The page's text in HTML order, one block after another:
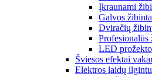
Įkraunami
Galvos
Dviračių
Profesionalūs
LED
Šviesos efektai
Elektros laidų